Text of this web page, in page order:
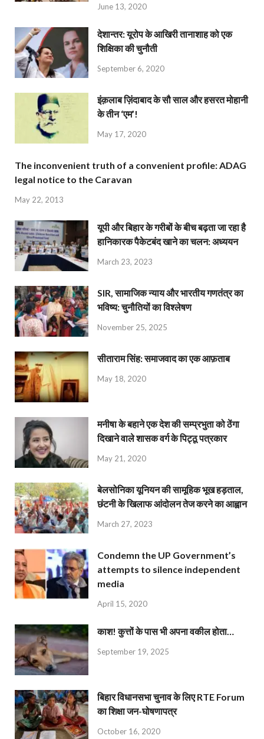
June 13, 2020
देशान्‍तर: यूरोप के आखिरी तानाशाह को एक
शिक्षिका की चुनौती
September 6, 2020
इंक़लाब ज़िंदाबाद के सौ साल और हसरत मोहानी
के तीन ‘एम’!
May 17, 2020
The inconvenient truth of a convenient profile: ADAG
legal notice to the Caravan
May 22, 2013
यूपी और बिहार के गरीबों के बीच बढ़ता जा रहा है
हानिकारक पैकेटबंद खाने का चलन: अध्ययन
March 23, 2023
SIR, सामाजिक न्याय और भारतीय गणतंत्र का
भविष्य: चुनौतियों का विश्लेषण
November 25, 2025
सीताराम सिंह: समाजवाद का एक आफ़ताब
May 18, 2020
मनीषा के बहाने एक देश की सम्प्रभुता को ठेंगा
दिखाने वाले शासक वर्ग के पिट्ठू पत्रकार
May 21, 2020
बेलसोनिका यूनियन की सामूहिक भूख हड़ताल,
छंटनी के खिलाफ आंदोलन तेज करने का आह्वान
March 27, 2023
Condemn the UP Government’s
attempts to silence independent
media
April 15, 2020
काश! कुत्तों के पास भी अपना वकील होता…
September 19, 2025
बिहार विधानसभा चुनाव के लिए RTE Forum
का शिक्षा जन-घोषणापत्र
October 16, 2020